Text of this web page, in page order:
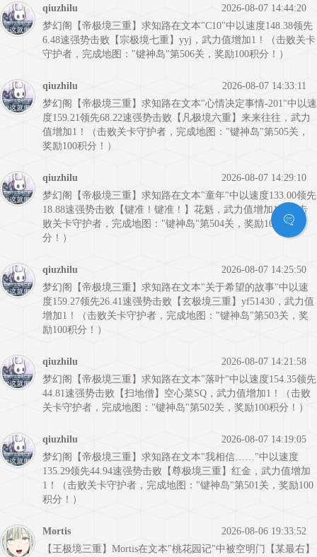
qiuzhilu
2026-08-07 14:44:20
梦幻阁【帝极境三重】求知路在文本"C10"中以速度148.38领先
6.48速强势击败【宗极境七重】yyj，武力值增加1！（击败关卡
守护者，完成地图："键神岛"第506关，奖励100积分！）
qiuzhilu
2026-08-07 14:33:11
梦幻阁【帝极境三重】求知路在文本"心情决定事情-201"中以速
度159.21领先68.22速强势击败【凡极境六重】来来往往，武力
值增加1！（击败关卡守护者，完成地图："键神岛"第505关，
奖励100积分！）
qiuzhilu
2026-08-07 14:29:10
梦幻阁【帝极境三重】求知路在文本"童年"中以速度133.00领先
18.88速强势击败【键准！键准！】花魁，武力值增加1！（击
败关卡守护者，完成地图："键神岛"第504关，奖励100积
分！）
qiuzhilu
2026-08-07 14:25:50
梦幻阁【帝极境三重】求知路在文本"关于希望的故事"中以速
度159.27领先26.41速强势击败【玄极境三重】yf51430，武力值
增加1！（击败关卡守护者，完成地图："键神岛"第503关，奖
励100积分！）
qiuzhilu
2026-08-07 14:21:58
梦幻阁【帝极境三重】求知路在文本"落叶"中以速度154.35领先
44.81速强势击败【扫地僧】空心菜SQ，武力值增加1！（击败
关卡守护者，完成地图："键神岛"第502关，奖励100积分！）
qiuzhilu
2026-08-07 14:19:05
梦幻阁【帝极境三重】求知路在文本"我相信……"中以速度
135.29领先44.94速强势击败【尊极境三重】红金，武力值增加
1！（击败关卡守护者，完成地图："键神岛"第501关，奖励100
积分！）
Mortis
2026-08-06 19:33:52
【王极境三重】Mortis在文本"桃花园记"中被空明门【某最右】